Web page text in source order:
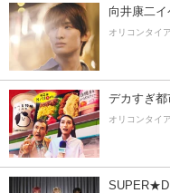
向井康二イ
オリコンタイ
デカすぎ
オリコンタイ